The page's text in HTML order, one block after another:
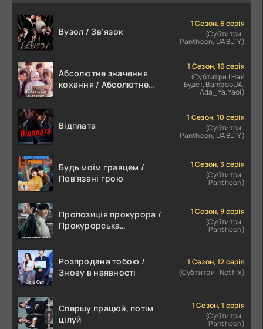
Вузол / Звʼязок
1 Сезон, 6 серія
(Субтитри |
Pantheon, UABLTY)
Абсолютне значення
кохання / Абсолютне
1 Сезон, 16 серія
(Субтитри | Най
Буде!, BambooUA,
Ada_Ya.Yaoi)
Відплата
1 Сезон, 10 серія
(Субтитри |
Pantheon, UABLTY)
Будь моїм гравцем /
Пов'язані грою
1 Сезон, 3 серія
(Субтитри |
Pantheon)
Пропозиція прокурора /
Прокурорська
1 Сезон, 9 серія
(Субтитри |
Pantheon)
Розпродана тобою /
Знову в наявності
1 Сезон, 12 серія
(Субтитри | Netflix)
Спершу працюй, потім
цілуй
1 Сезон, 1 серія
(Субтитри |
Pantheon)